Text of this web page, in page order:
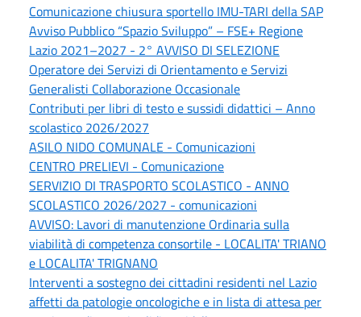
Comunicazione chiusura sportello IMU-TARI della SAP
Avviso Pubblico “Spazio Sviluppo” – FSE+ Regione
Lazio 2021–2027 - 2° AVVISO DI SELEZIONE
Operatore dei Servizi di Orientamento e Servizi
Generalisti Collaborazione Occasionale
Contributi per libri di testo e sussidi didattici – Anno
scolastico 2026/2027
ASILO NIDO COMUNALE - Comunicazioni
CENTRO PRELIEVI - Comunicazione
SERVIZIO DI TRASPORTO SCOLASTICO - ANNO
SCOLASTICO 2026/2027 - comunicazioni
AVVISO: Lavori di manutenzione Ordinaria sulla
viabilità di competenza consortile - LOCALITA' TRIANO
e LOCALITA' TRIGNANO
Interventi a sostegno dei cittadini residenti nel Lazio
affetti da patologie oncologiche e in lista di attesa per